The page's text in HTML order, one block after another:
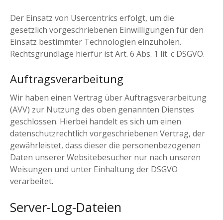
Der Einsatz von Usercentrics erfolgt, um die
gesetzlich vorgeschriebenen Einwilligungen für den
Einsatz bestimmter Technologien einzuholen.
Rechtsgrundlage hierfür ist Art. 6 Abs. 1 lit. c DSGVO.
Auftragsverarbeitung
Wir haben einen Vertrag über Auftragsverarbeitung
(AVV) zur Nutzung des oben genannten Dienstes
geschlossen. Hierbei handelt es sich um einen
datenschutzrechtlich vorgeschriebenen Vertrag, der
gewährleistet, dass dieser die personenbezogenen
Daten unserer Websitebesucher nur nach unseren
Weisungen und unter Einhaltung der DSGVO
verarbeitet.
Server-Log-Dateien